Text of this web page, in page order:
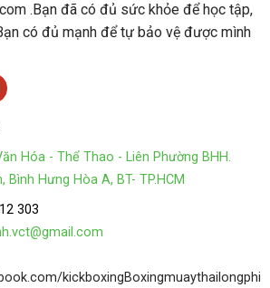
.Bạn đã có đủ sức khỏe để học tập,
có đủ mạnh để tự bảo vệ được mình
Hóa - Thể Thao - Liên Phường BHH.
Hưng Hòa A, BT- TP.HCM
303
kickboxingBoxingmuaythailongphi